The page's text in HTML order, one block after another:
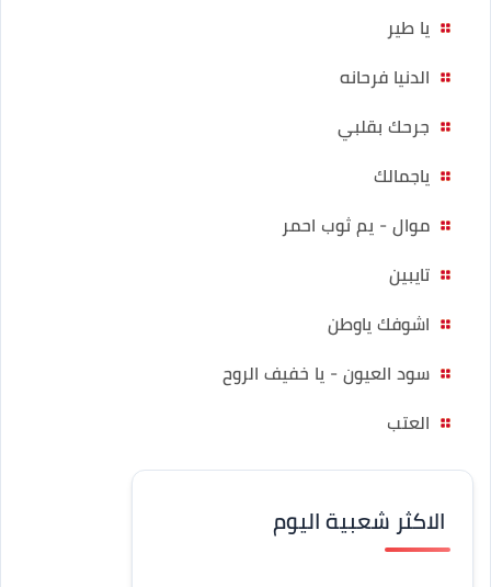
يا طير
الدنيا فرحانه
جرحك بقلبي
ياجمالك
موال - يم ثوب احمر
تايبين
اشوفك ياوطن
سود العيون - يا خفيف الروح
العتب
الاكثر شعبية اليوم